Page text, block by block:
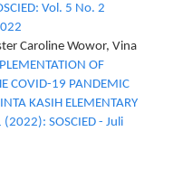
Vol. 5 No. 2
Caroline Wowor, Vina
OF
COVID-19 PANDEMIC
KASIH ELEMENTARY
(2022): SOSCIED - Juli